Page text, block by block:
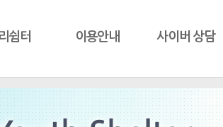
쉼터 이용안내 사이버 상담